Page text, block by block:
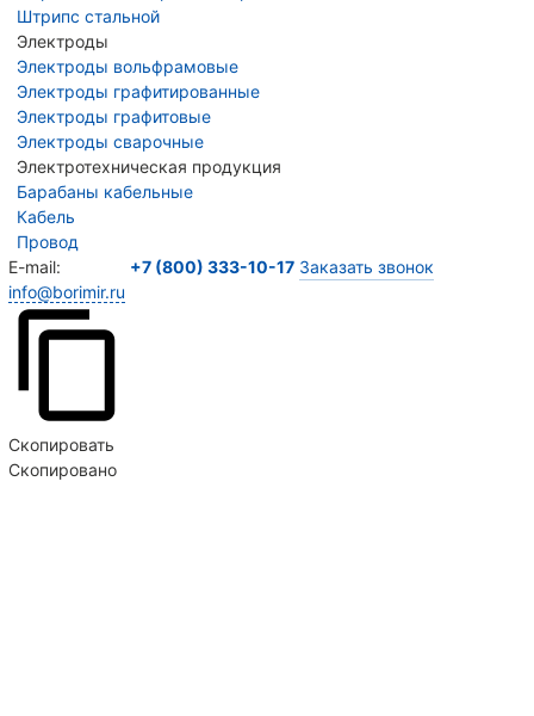
Штрипс стальной
Электроды
Электроды вольфрамовые
Электроды графитированные
Электроды графитовые
Электроды сварочные
Электротехническая продукция
Барабаны кабельные
Кабель
Провод
E-mail:
info@borimir.ru
Скопировать
Скопировано
+7 (800) 333-10-17 Заказать звонок